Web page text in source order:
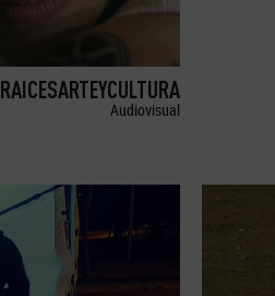
RAICESARTEYCULTURA
Audiovisual